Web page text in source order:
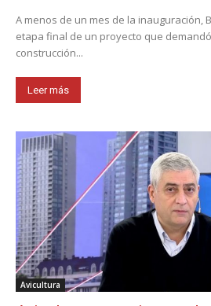
A menos de un mes de la inauguración,
etapa final de un proyecto que
construcción...
Leer más
Avicultura